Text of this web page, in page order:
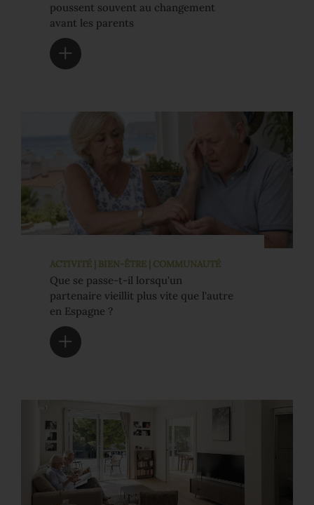
poussent souvent au changement
avant les parents
ACTIVITÉ | BIEN-ÊTRE | COMMUNAUTÉ
Que se passe-t-il lorsqu'un
partenaire vieillit plus vite que l'autre
en Espagne ?